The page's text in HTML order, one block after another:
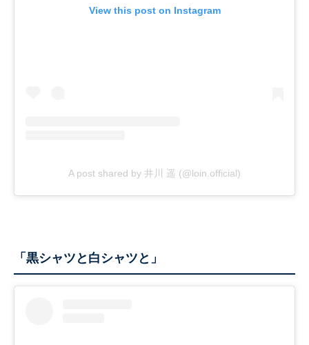
View this post on Instagram
A post shared by 井川 遥 (@loin.official)
「黒シャツと白シャツと」